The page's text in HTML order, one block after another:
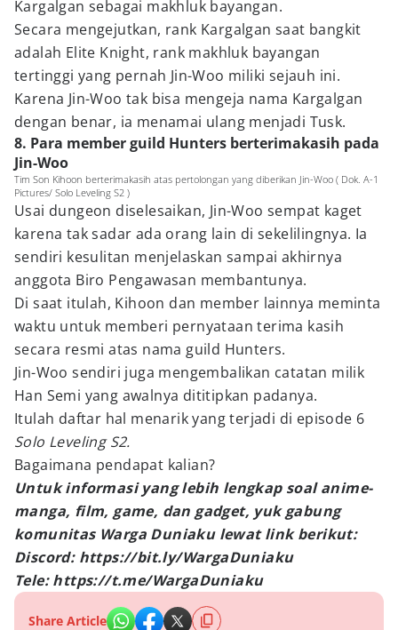
Kargalgan sebagai makhluk bayangan.
Secara mengejutkan, rank Kargalgan saat bangkit
adalah Elite Knight, rank makhluk bayangan
tertinggi yang pernah Jin-Woo miliki sejauh ini.
Karena Jin-Woo tak bisa mengeja nama Kargalgan
dengan benar, ia menamai ulang menjadi Tusk.
8. Para member guild Hunters berterimakasih pada
Jin-Woo
Tim Son Kihoon berterimakasih atas pertolongan yang diberikan Jin-Woo ( Dok. A-1
Pictures/ Solo Leveling S2 )
Usai dungeon diselesaikan, Jin-Woo sempat kaget
karena tak sadar ada orang lain di sekelilingnya. Ia
sendiri kesulitan menjelaskan sampai akhirnya
anggota Biro Pengawasan membantunya.
Di saat itulah, Kihoon dan member lainnya meminta
waktu untuk memberi pernyataan terima kasih
secara resmi atas nama guild Hunters.
Jin-Woo sendiri juga mengembalikan catatan milik
Han Semi yang awalnya dititipkan padanya.
Itulah daftar hal menarik yang terjadi di episode 6
Solo Leveling S2.
Bagaimana pendapat kalian?
Untuk informasi yang lebih lengkap soal anime-
manga, film, game, dan gadget, yuk gabung
komunitas Warga Duniaku lewat link berikut:
Discord: https://bit.ly/WargaDuniaku
Tele: https://t.me/WargaDuniaku
Share Article